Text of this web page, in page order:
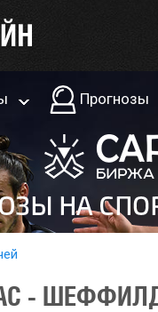
Прогнозы
-